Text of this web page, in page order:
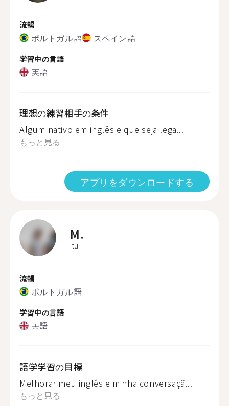
流暢
ポルトガル語 スペイン語
学習中の言語
英語
理想の練習相手の条件
Algum nativo em inglês e que seja lega...
もっと見る
アプリをダウンロードする
M.
Itu
流暢
ポルトガル語
学習中の言語
英語
語学学習の目標
Melhorar meu inglês e minha conversaçã...
もっと見る